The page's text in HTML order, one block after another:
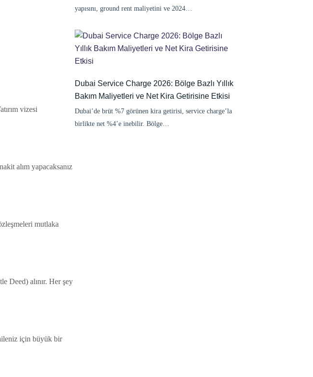
vizesi
alım yapacaksanız
mutlaka
Deed) alınır. Her şey
için büyük bir
yapısını, ground rent maliyetini ve 2024…
Dubai Service Charge 2026: Bölge Bazlı Yıllık
Bakım Maliyetleri ve Net Kira Getirisine Etkisi
Dubai’de brüt %7 görünen kira getirisi, service charge’la
birlikte net %4’e inebilir. Bölge…